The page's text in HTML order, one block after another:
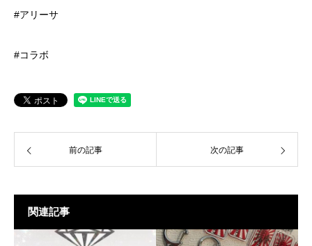
#アリーサ
#コラボ
前の記事 次の記事
関連記事